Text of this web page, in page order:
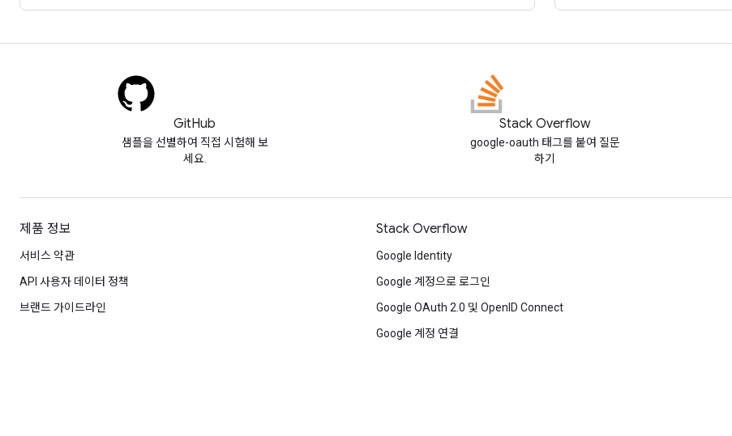
GitHub
샘플을 선별하여 직접 시험해 보
세요.
Stack Overflow
google-oauth 태그를 붙여 질문
하기
제품 정보
서비스 약관
API 사용자 데이터 정책
브랜드 가이드라인
Stack Overflow
Google Identity
Google 계정으로 로그인
Google OAuth 2.0 및 OpenID Connect
Google 계정 연결